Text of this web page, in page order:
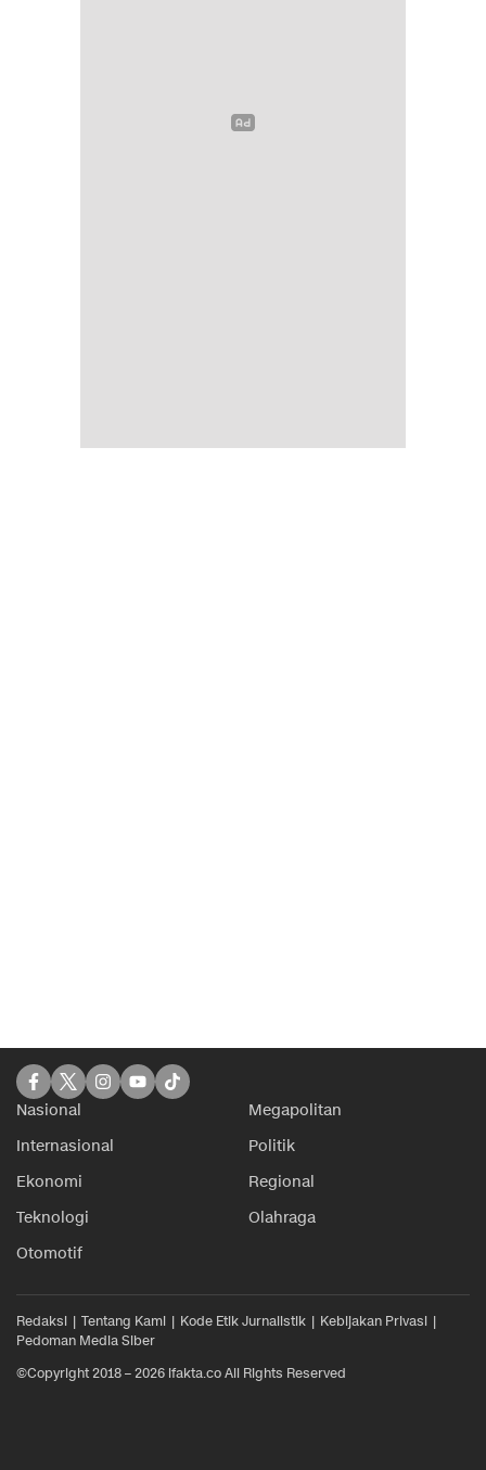
Nasional
Megapolitan
Internasional
Politik
Ekonomi
Regional
Teknologi
Olahraga
Otomotif
Redaksi Tentang Kami Kode Etik Jurnalistik
Kebijakan Privasi
Pedoman Media Siber
©Copyright 2018 – 2026 ifakta.co All Rights Reserved